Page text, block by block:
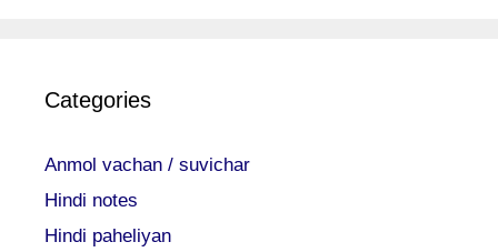
Categories
Anmol vachan / suvichar
Hindi notes
Hindi paheliyan